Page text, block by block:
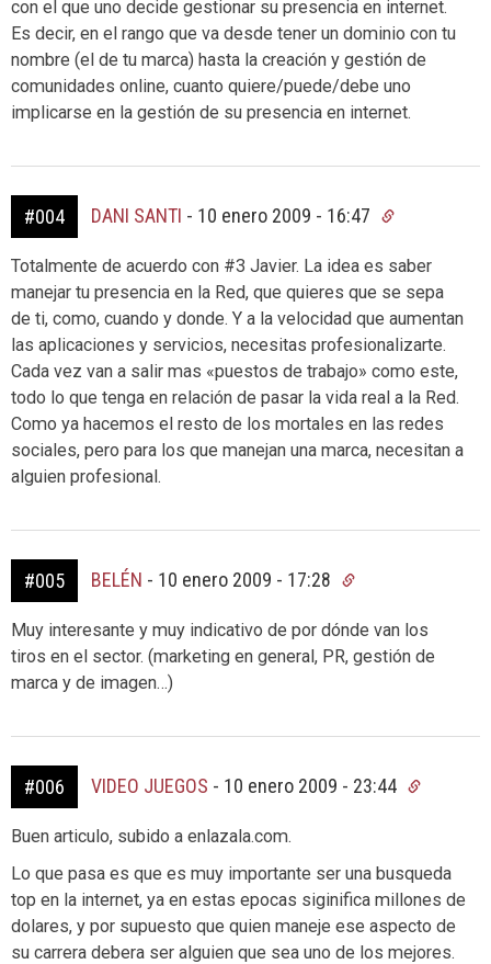
con el que uno decide gestionar su presencia en internet.
Es decir, en el rango que va desde tener un dominio con tu
nombre (el de tu marca) hasta la creación y gestión de
comunidades online, cuanto quiere/puede/debe uno
implicarse en la gestión de su presencia en internet.
#004 DANI SANTI - 10 enero 2009 - 16:47
Totalmente de acuerdo con #3 Javier. La idea es saber
manejar tu presencia en la Red, que quieres que se sepa
de ti, como, cuando y donde. Y a la velocidad que aumentan
las aplicaciones y servicios, necesitas profesionalizarte.
Cada vez van a salir mas «puestos de trabajo» como este,
todo lo que tenga en relación de pasar la vida real a la Red.
Como ya hacemos el resto de los mortales en las redes
sociales, pero para los que manejan una marca, necesitan a
alguien profesional.
#005 BELÉN - 10 enero 2009 - 17:28
Muy interesante y muy indicativo de por dónde van los
tiros en el sector. (marketing en general, PR, gestión de
marca y de imagen…)
#006 VIDEO JUEGOS - 10 enero 2009 - 23:44
Buen articulo, subido a enlazala.com.
Lo que pasa es que es muy importante ser una busqueda
top en la internet, ya en estas epocas siginifica millones de
dolares, y por supuesto que quien maneje ese aspecto de
su carrera debera ser alguien que sea uno de los mejores.